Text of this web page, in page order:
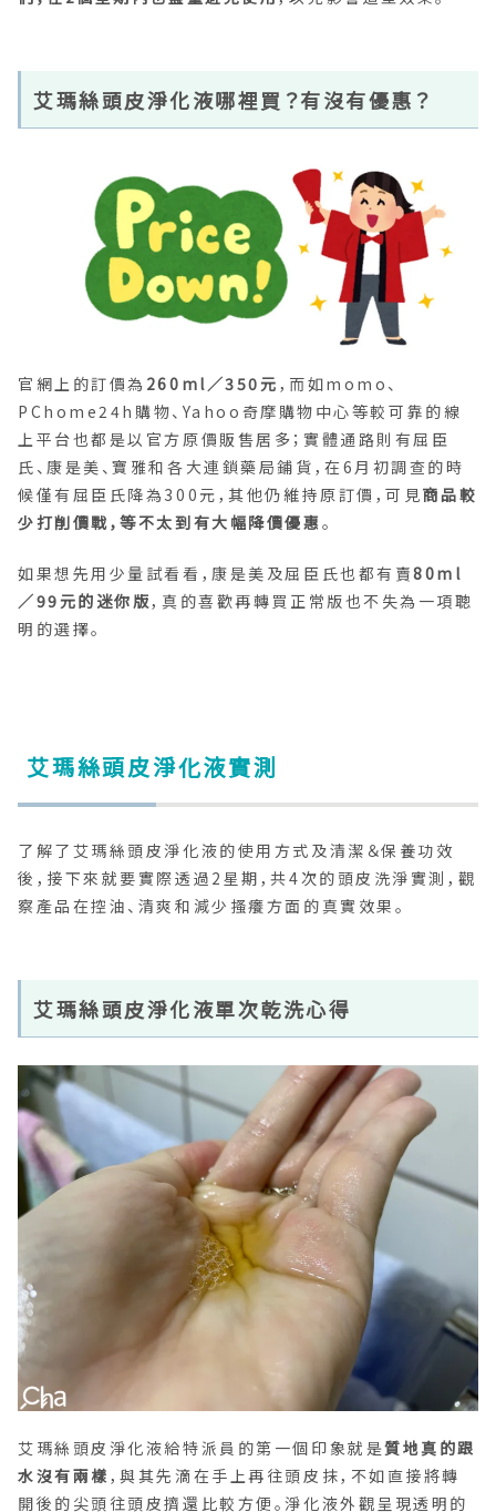
艾瑪絲頭皮淨化液哪裡買？有沒有優惠？
官網上的訂價為 260ml／350元 ，而如momo、
PChome24h購物、Yahoo奇摩購物中心等較可靠的線
上平台也都是以官方原價販售居多；實體通路則有屈臣
氏、康是美、寶雅和各大連鎖藥局鋪貨，在6月初調查的時
候僅有屈臣氏降為300元，其他仍維持原訂價，可見商品較
少打削價戰，等不太到有大幅降價優惠 。
如果想先用少量試看看，康是美及屈臣氏也都有賣80ml
／99元的迷你版，真的喜歡再轉買正常版也不失為一項聰
明的選擇。
艾瑪絲頭皮淨化液實測
了解了艾瑪絲頭皮淨化液的使用方式及清潔＆保養功效
後，接下來就要實際透過2星期，共4次的頭皮洗淨實測，觀
察產品在控油、清爽和減少搔癢方面的真實效果。
艾瑪絲頭皮淨化液單次乾洗心得
艾瑪絲頭皮淨化液給特派員的第一個印象就是質地真的跟
水沒有兩樣 ，與其先滴在手上再往頭皮抹，不如直接將轉
開後的尖頭往頭皮擠還比較方便。淨化液外觀呈現透明的